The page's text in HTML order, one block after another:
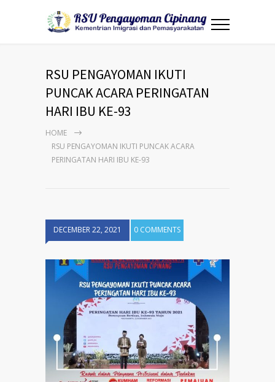
RSU PENGAYOMAN IKUTI
PUNCAK ACARA PERINGATAN
HARI IBU KE-93
HOME
RSU PENGAYOMAN IKUTI PUNCAK ACARA
PERINGATAN HARI IBU KE-93
DECEMBER 22, 2021 0 COMMENTS